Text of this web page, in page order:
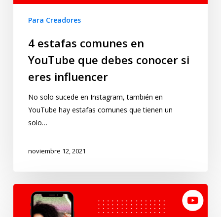
Para Creadores
4 estafas comunes en
YouTube que debes conocer si
eres influencer
No solo sucede en Instagram, también en
YouTube hay estafas comunes que tienen un
solo…
noviembre 12, 2021